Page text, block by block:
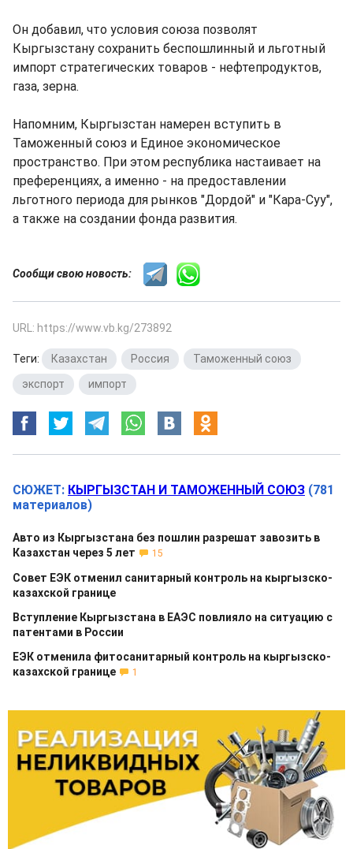
Он добавил, что условия союза позволят
Кыргызстану сохранить беспошлинный и льготный
импорт стратегических товаров - нефтепродуктов,
газа, зерна.
Напомним, Кыргызстан намерен вступить в
Таможенный союз и Единое экономическое
пространство. При этом республика настаивает на
преференциях, а именно - на предоставлении
льготного периода для рынков "Дордой" и "Кара-Суу",
а также на создании фонда развития.
Сообщи свою новость:
URL: https://www.vb.kg/273892
Теги: Казахстан Россия Таможенный союз
экспорт
импорт
СЮЖЕТ: КЫРГЫЗСТАН И ТАМОЖЕННЫЙ СОЮЗ (781
материалов)
Авто из Кыргызстана без пошлин разрешат завозить в
Казахстан через 5 лет
15
Совет ЕЭК отменил санитарный контроль на кыргызско-
казахской границе
Вступление Кыргызстана в ЕАЭС повлияло на ситуацию с
патентами в России
ЕЭК отменила фитосанитарный контроль на кыргызско-
казахской границе
1